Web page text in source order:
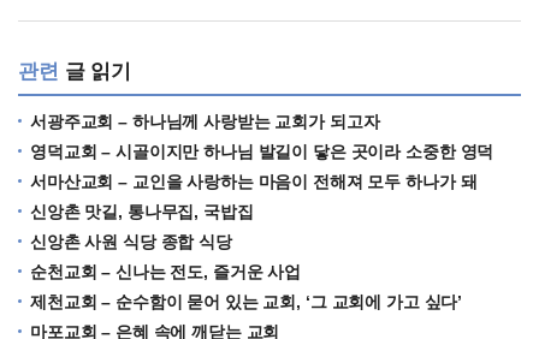
관련 글 읽기
서광주교회 – 하나님께 사랑받는 교회가 되고자
영덕교회 – 시골이지만 하나님 발길이 닿은 곳이라 소중한 영덕
서마산교회 – 교인을 사랑하는 마음이 전해져 모두 하나가 돼
신앙촌 맛길, 통나무집, 국밥집
신앙촌 사원 식당 종합 식당
순천교회 – 신나는 전도, 즐거운 사업
제천교회 – 순수함이 묻어 있는 교회, ‘그 교회에 가고 싶다’
마포교회 – 은혜 속에 깨닫는 교회